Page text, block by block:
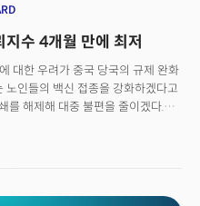
수 4개월 만에 최저
대한 우려가 중국 당국의 규제 완화
노인들의 백신 접종을 강화하겠다고
를 해제해 대중 불편을 줄이겠다.
."이라 발표해 경제 재개에 대한
개, 부동산을 비롯해 건축자재 및